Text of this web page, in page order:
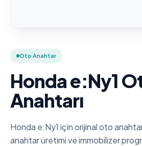
Oto Anahtar
Honda e:Ny1
Anahtarı
Honda e:Ny1 için orijinal oto
anahtar üretimi ve immobilizer